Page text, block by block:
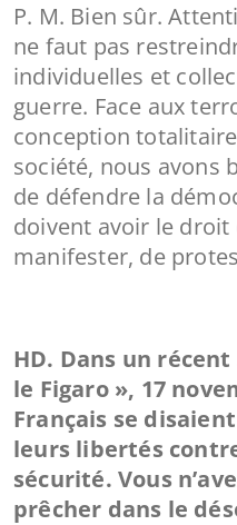
P. M. Bien sûr.
ne faut pas
individuelles et
guerre. Face aux
conception
société, nous avons
de défendre la
doivent avoir le droit
manifester, de
HD. Dans un
le Figaro », 17
Français se
leurs libertés
sécurité. Vous
prêcher dans le